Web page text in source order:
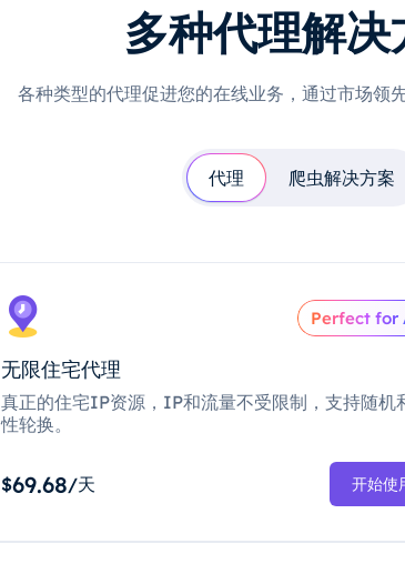
多种代理解决
各种类型的代理促进您的在线业务，通过市场领
代理 爬虫解决方案
Perfect for
无限住宅代理
真正的住宅IP资源，IP和流量不受限制，支持随机
性轮换。
$69.68/天 开始使